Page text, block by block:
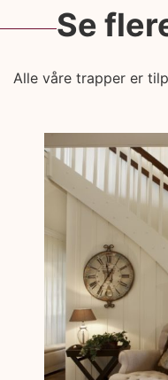
Se
Alle våre trapper er